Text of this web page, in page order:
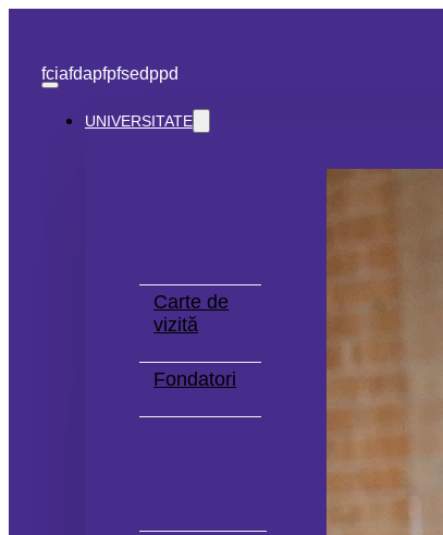
fciafdapfpfsedppd
UNIVERSITATE
Carte de
vizită
Fondatori